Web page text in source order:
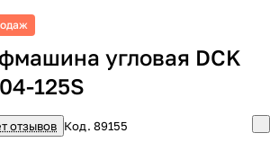
угловая DCK
125S
отзывов Код.89155